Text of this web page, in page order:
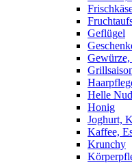
Geflügel
Helle
Honig
Joghurt,
Kaffee,
Krunchy